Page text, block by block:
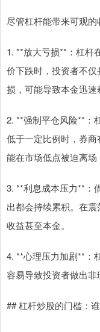
尽管杠杆能带来可观的
1. **放大亏损**：杠杆
价下跌时，投资者不
损，可能导致本金迅速
2. **强制平仓风险**：
低于一定比例时，券
能在市场低点被迫离场
3. **利息成本压力**：
出都会持续累积。在
收益甚至本金。
4. **心理压力加剧**：
容易导致投资者做出非
## 杠杆炒股的门槛：